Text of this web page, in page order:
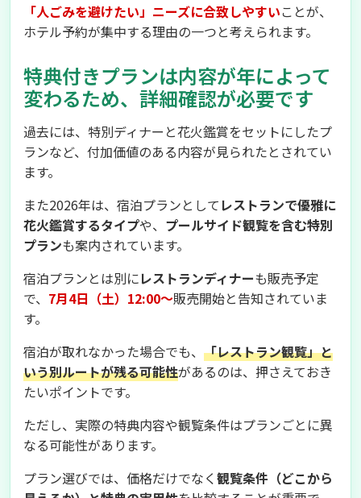
「人ごみを避けたい」ニーズに合致しやすいことが、
ホテル予約が集中する理由の一つと考えられます。
特典付きプランは内容が年によって
変わるため、詳細確認が必要です
過去には、特別ディナーと花火鑑賞をセットにしたプ
ランなど、付加価値のある内容が見られたとされてい
ます。
また2026年は、宿泊プランとして レストランで優雅に
花火鑑賞するタイプや、 プールサイド観覧を含む特別
プランも案内されています。
宿泊プランとは別にレストランディナーも販売予定
で、 7月4日（土）12:00〜販売開始と告知されていま
す。
宿泊が取れなかった場合でも、 「レストラン観覧」と
いう別ルートが残る可能性があるのは、押さえておき
たいポイントです。
ただし、実際の特典内容や観覧条件はプランごとに異
なる可能性があります。
プラン選びでは、価格だけでなく 観覧条件（どこから